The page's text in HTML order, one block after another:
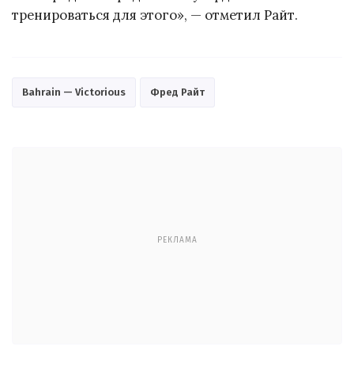
тренироваться для этого», — отметил Райт.
Bahrain — Victorious Фред Райт
РЕКЛАМА